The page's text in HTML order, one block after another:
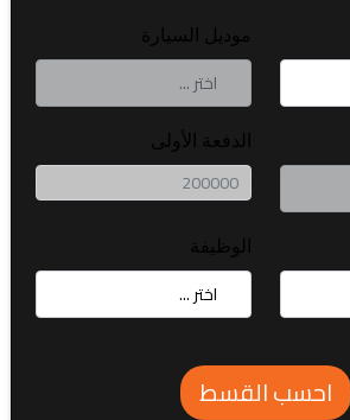
موديل السيارة
الدفعة الأولى
الوظيفة
احسب القسط